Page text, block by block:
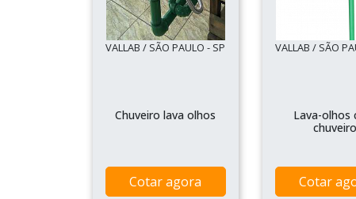
VALLAB / SÃO PAULO - SP
Chuveiro lava olhos
Cotar agora
VALLAB / SÃO
Lava-olhos
chuveiro
Cotar